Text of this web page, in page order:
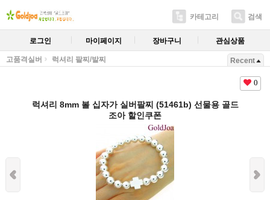
카테고리 검색
로그인 마이페이지 장바구니 관심상품
고품격실버 럭셔리 팔찌/발찌 Recent
0
럭셔리 8mm 볼 십자가 실버팔찌 (51461b) 선물용 골드
조아 할인쿠폰